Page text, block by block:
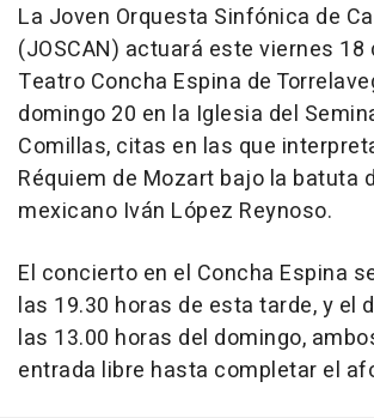
La Joven Orquesta Sinfónica de
(JOSCAN) actuará este viernes 18
Teatro Concha Espina de
domingo 20 en la Iglesia del
Comillas, citas en las que
Réquiem de Mozart bajo la batuta
mexicano Iván López Reynoso.
El concierto en el Concha Espina
las 19.30 horas de esta tarde, y el
las 13.00 horas del domingo,
entrada libre hasta completar el